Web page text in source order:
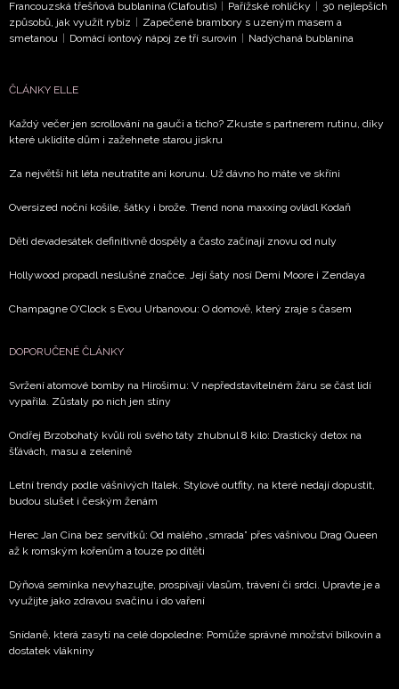
soukromí BurdaMedia Extra s.r.o. , zaškrtněte toto pole.
Francouzská třešňová bublanina (Clafoutis) | Pařížské rohlíčky | 30 nejlepších
způsobů, jak využít rybíz | Zapečené brambory s uzeným masem a
smetanou | Domácí iontový nápoj ze tří surovin | Nadýchaná bublanina
ČLÁNKY ELLE
Každý večer jen scrollování na gauči a ticho? Zkuste s partnerem rutinu, díky
které uklidíte dům i zažehnete starou jiskru
Za největší hit léta neutratíte ani korunu. Už dávno ho máte ve skříni
Oversized noční košile, šátky i brože. Trend nona maxxing ovládl Kodaň
Děti devadesátek definitivně dospěly a často začínají znovu od nuly
Hollywood propadl neslušné značce. Její šaty nosí Demi Moore i Zendaya
Champagne O'Clock s Evou Urbanovou: O domově, který zraje s časem
DOPORUČENÉ ČLÁNKY
Svržení atomové bomby na Hirošimu: V nepředstavitelném žáru se část lidí
vypařila. Zůstaly po nich jen stíny
Ondřej Brzobohatý kvůli roli svého táty zhubnul 8 kilo: Drastický detox na
šťávách, masu a zelenině
Letní trendy podle vášnivých Italek. Stylové outfity, na které nedají dopustit,
budou slušet i českým ženám
Herec Jan Cina bez servítků: Od malého „smrada” přes vášnivou Drag Queen
až k romským kořenům a touze po dítěti
Dýňová semínka nevyhazujte, prospívají vlasům, trávení či srdci. Upravte je a
využijte jako zdravou svačinu i do vaření
Snídaně, která zasytí na celé dopoledne: Pomůže správné množství bílkovin a
dostatek vlákniny